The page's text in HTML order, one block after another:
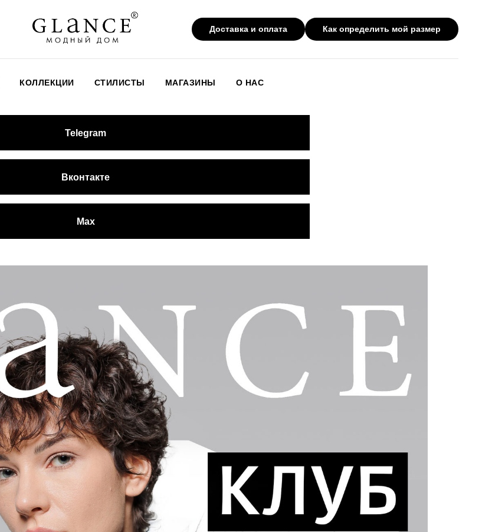
Доставка и оплата Как определить мой размер
КОЛЛЕКЦИИ СТИЛИСТЫ МАГАЗИНЫ О НАС
Telegram
Вконтакте
Max